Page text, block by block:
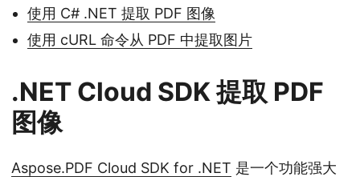
使用 C# .NET 提取 PDF 图像
使用 cURL 命令从 PDF 中提取图片
.NET Cloud SDK 提取 PDF
图像
Aspose.PDF Cloud SDK for .NET 是一个功能强大